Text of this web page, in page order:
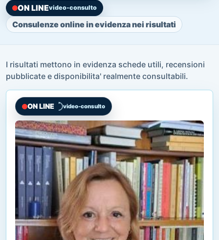
ON LINEvideo-consulto
Consulenze online in evidenza nei risultati
I risultati mettono in evidenza schede utili, recensioni
pubblicate e disponibilita' realmente consultabili.
ON LINE video-consulto